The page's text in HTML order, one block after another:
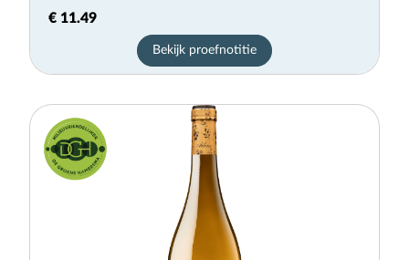
€ 11.49
Bekijk proefnotitie